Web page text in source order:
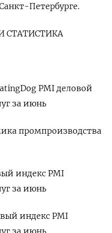
Петербурге.
‌СТАТИСТИКА
PMI деловой
за июнь
промпроизводства
индекс PMI
​за июнь
индекс PMI
за июнь